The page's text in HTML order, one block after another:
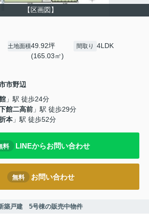
【区画図】
土地面積49.92坪
(165.03㎡)
間取り 4LDK
市野辺
」駅 徒歩24分
館二高前 」駅 徒歩29分
本 」駅 徒歩52分
料 LINEからお問い合わせ
無料 お問い合わせ
築戸建 5号棟の販売中物件